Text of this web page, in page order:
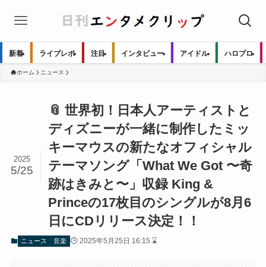
新着 ライブレポ 注目 インタビュー アイドル ハロプロ
ホーム ニュース
📎 世界初！日本人アーティストと
ディズニーが一緒に制作したミッ
キーマウスの新たなオフィシャル
テーマソング「What We Got 〜奇
跡はきみと〜」収録 King &
Princeの17枚目のシングルが8月6
日にCDリリース決定！！
2025
5/25
ニュース 音楽 2025年5月25日 16:15 ⌛